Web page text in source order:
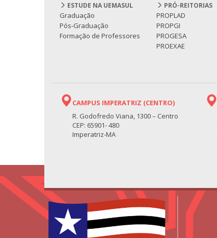
ESTUDE NA UEMASUL
Graduação
Pós-Graduação
Formação de Professores
PRÓ-REITORIAS
PROPLAD
PROPGI
PROGESA
PROEXAE
CAMPUS IMPERATRIZ (CENTRO)
R. Godofredo Viana, 1300 – Centro
CEP: 65901- 480
Imperatriz-MA